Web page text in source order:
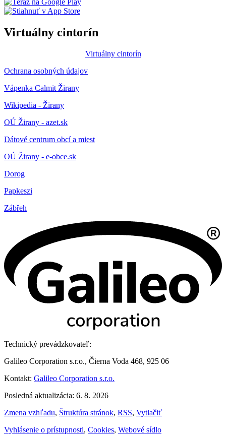
Virtuálny cintorín
Virtuálny cintorín
Ochrana osobných údajov
Vápenka Calmit Žirany
Wikipedia - Žirany
OÚ Žirany - azet.sk
Dátové centrum obcí a miest
OÚ Žirany - e-obce.sk
Dorog
Papkeszi
Zábřeh
Technický prevádzkovateľ:
Galileo Corporation s.r.o., Čierna Voda 468, 925 06
Kontakt: Galileo Corporation s.r.o.
Posledná aktualizácia: 6. 8. 2026
Zmena vzhľadu, Štruktúra stránok, RSS, Vytlačiť
Vyhlásenie o prístupnosti, Cookies, Webové sídlo